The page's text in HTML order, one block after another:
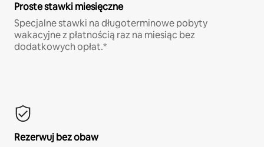
Proste stawki miesięczne
Specjalne stawki na długoterminowe pobyty
wakacyjne z płatnością raz na miesiąc bez
dodatkowych opłat.*
Rezerwuj bez obaw